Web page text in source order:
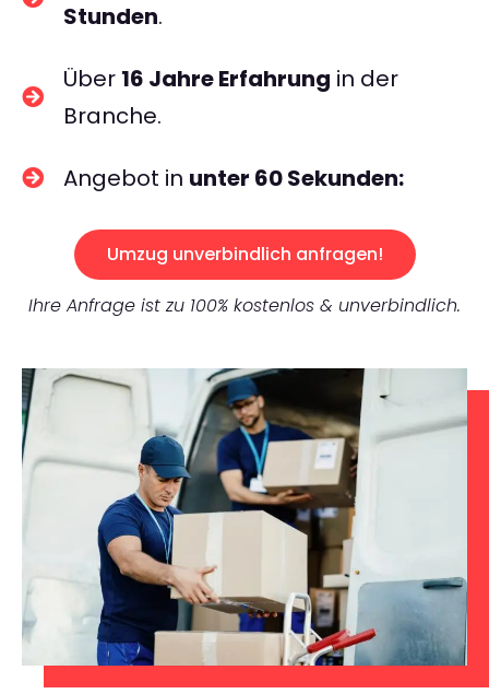
Stunden.
Über 16 Jahre Erfahrung in der
Branche.
Angebot in unter 60 Sekunden:
Umzug unverbindlich anfragen!
Ihre Anfrage ist zu 100% kostenlos & unverbindlich.